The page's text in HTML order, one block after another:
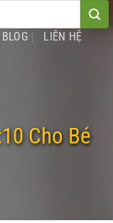
BLOG LIÊN HỆ
Cho Bé